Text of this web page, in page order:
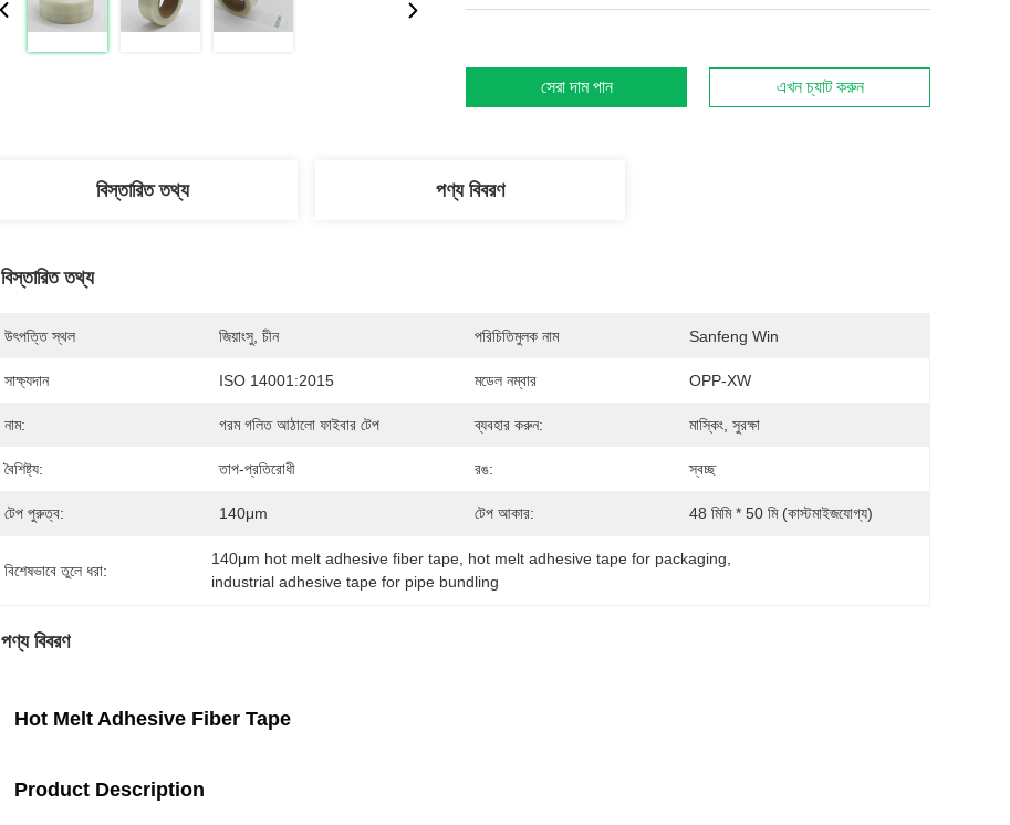
সেরা দাম পান এখন চ্যাট করুন
বিস্তারিত তথ্য পণ্য বিবরণ
বিস্তারিত তথ্য
উৎপত্তি স্থল জিয়াংসু, চীন পরিচিতিমুলক নাম Sanfeng Win
সাক্ষ্যদান ISO 14001:2015 মডেল নম্বার OPP-XW
নাম: গরম গলিত আঠালো ফাইবার টেপ ব্যবহার করুন: মাস্কিং, সুরক্ষা
বৈশিষ্ট্য: তাপ-প্রতিরোধী রঙ: স্বচ্ছ
টেপ পুরুত্ব: 140μm টেপ আকার: 48 মিমি * 50 মি (কাস্টমাইজযোগ্য)
বিশেষভাবে তুলে ধরা:
140μm hot melt adhesive fiber tape hot melt adhesive tape for packaging
industrial adhesive tape for pipe bundling
পণ্য বিবরণ
Hot Melt Adhesive Fiber Tape
Product Description